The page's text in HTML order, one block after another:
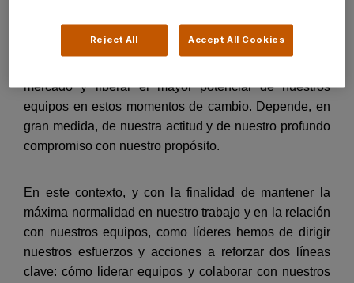
personas, como colegas y como líderes, impulsando y
poniendo en práctica el nuevo modelo de liderazgo
mercado y liberar el mayor potencial de nuestros
equipos en estos momentos de cambio. Depende, en
gran medida, de nuestra actitud y de nuestro profundo
compromiso con nuestro propósito.
En este contexto, y con la finalidad de mantener la
máxima normalidad en nuestro trabajo y en la relación
con nuestros equipos, como líderes hemos de dirigir
nuestros esfuerzos y acciones a reforzar dos líneas
clave: cómo liderar equipos y colaborar con nuestros
Reject All Accept All Cookies